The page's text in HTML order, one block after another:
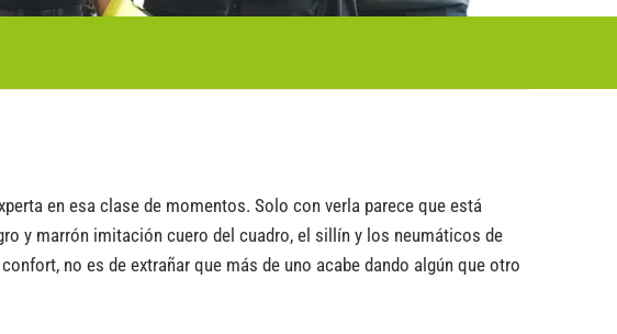
en esa clase de momentos. Solo con verla parece que está
y marrón imitación cuero del cuadro, el sillín y los neumáticos de
no es de extrañar que más de uno acabe dando algún que otro